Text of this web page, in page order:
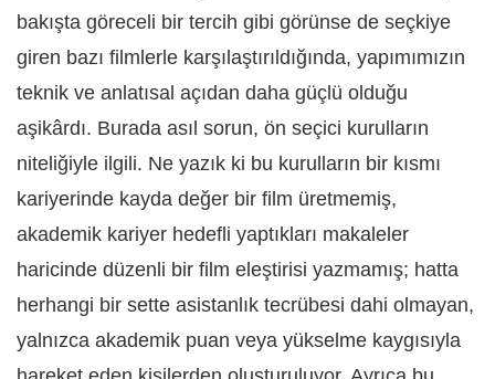
bakışta göreceli bir tercih gibi görünse de seçkiye
giren bazı filmlerle karşılaştırıldığında, yapımımızın
teknik ve anlatısal açıdan daha güçlü olduğu
aşikârdı. Burada asıl sorun, ön seçici kurulların
niteliğiyle ilgili. Ne yazık ki bu kurulların bir kısmı
kariyerinde kayda değer bir film üretmemiş,
akademik kariyer hedefli yaptıkları makaleler
haricinde düzenli bir film eleştirisi yazmamış; hatta
herhangi bir sette asistanlık tecrübesi dahi olmayan,
yalnızca akademik puan veya yükselme kaygısıyla